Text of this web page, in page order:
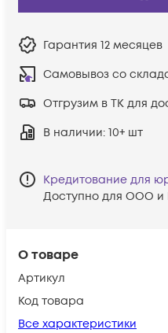
О товаре
Артикул
Код товара
Все характеристики
Гарантия 12 месяцев
Самовывоз со
Отгрузим в ТК для
В наличии: 10+ шт
Кредитование для
Доступно для ООО и